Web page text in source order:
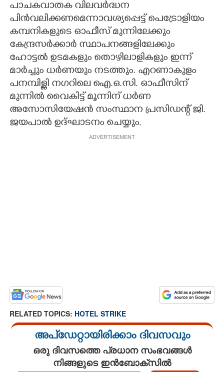
പാചകവാതക വിലവർദ്ധന
പിൻവലിക്കണമെന്നാവശ്യപ്പെട്ട് പെട്രോളിയം
കമ്പനികളുടെ ഓഫീസ് മുന്നിലേക്കും
കേന്ദ്രസർക്കാർ സ്ഥാപനങ്ങളിലേക്കും
ഹോട്ടൽ ഉടമകളും തൊഴിലാളികളും ഇന്ന്
മാർച്ചും ധർണയും നടത്തും. എറണാകുളം
പനമ്പിള്ളി നഗറിലെ ഐ.ഒ.സി. ഓഫീസിന്
മുന്നിൽ വൈകിട്ട് മൂന്നിന് ധർണ
അസോസിയേഷൻ സംസ്ഥാന പ്രസിഡന്റ് ജി.
ജയപാൽ ഉദ്ഘാടനം ചെയ്യും.
ADVERTISEMENT
RELATED TOPICS: HOTEL STRIKE
അപ്ഡേറ്റായിരിക്കാം ദിവസവും
ഒരു ദിവസത്തെ പ്രധാന സംഭവങ്ങൾ
നിങ്ങളുടെ ഇൻബോക്സിൽ